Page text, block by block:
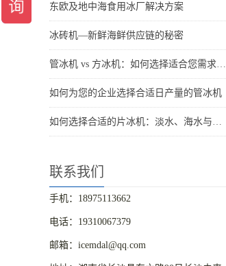
东欧及地中海食用冰厂解决方案
冰砖机—新鲜海鲜供应链的秘密
管冰机 vs 方冰机：如何选择适合您需求的制冰机
如何为您的企业选择合适日产量的管冰机
如何选择合适的片冰机：淡水、海水与船用海水解决方案
联系我们
手机：18975113662
电话：19310067379
邮箱：icemdal@qq.com